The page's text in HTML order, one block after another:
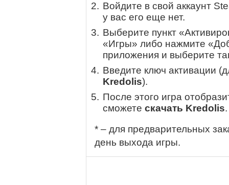
Войдите в свой аккаунт
у вас его еще нет.
Выберите пункт
«Игры» либо нажмите
приложения и выберите
Введите ключ активации
Kredolis).
После этого игра
сможете скачать Kredolis.
* – для предварительных
день выхода игры.